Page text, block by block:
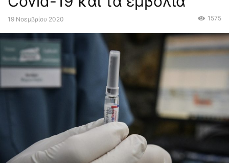
19 Νοεμβρίου 2020 1575